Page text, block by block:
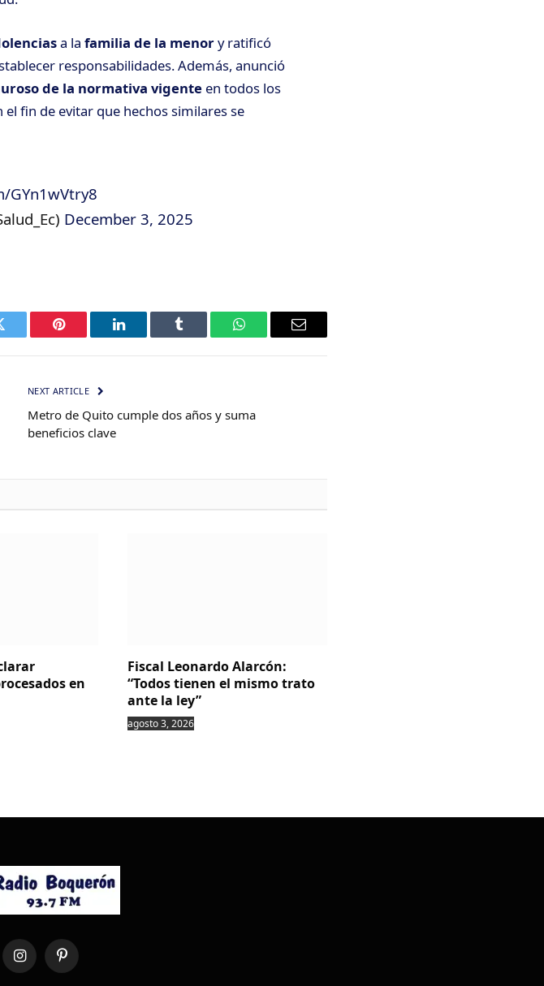
a la familia de la menory ratificó
responsabilidades. Además, anunció
de la normativa vigente en todos los
fin de evitar que hechos similares se
GYn1wVtry8
December 3, 2025
Pinterest LinkedIn Tumblr WhatsAppEmail
NEXT ARTICLE
Metro de Quito cumple dos años y suma
beneficios clave
en
Fiscal Leonardo Alarcón:
“Todos tienen el mismo trato
ante la ley”
agosto 3, 2026
InstagramPinterest